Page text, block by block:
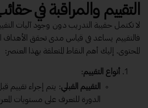
التقييم والمراقبة في
لا تكتمل حقيبة التدريب دون وجود آليات التقييم
فالتقييم يساعد في قياس مدى تحقق الأهداف
المحتوى. إليك أهم النقاط المتعلقة بهذا العنصر:
أنواع التقييم:
التقييم القبلي: يتم إجراء تقييم
الدورة للتعرف على مستويات